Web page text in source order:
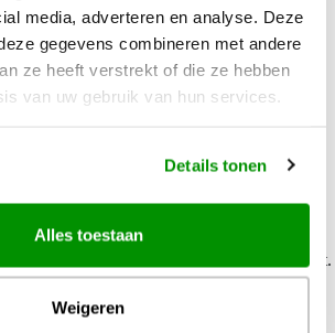
media, adverteren en analyse. Deze
gegevens combineren met andere
ze heeft verstrekt of die ze hebben
van uw gebruik van hun services.
Details tonen
Alles toestaan
Weigeren
stuk, max. gewicht 12 kg
max. gewicht 18 kg
55x25x35 cm zijn per stuk. Als extra
meenemen.
mede i.v.m. de strenge
erg strikt geworden op de bagage. Houdt er
betaald voor elke kg overgewicht of overmaat.
Schiphol te versnellen, kunt u vanaf 30 uur